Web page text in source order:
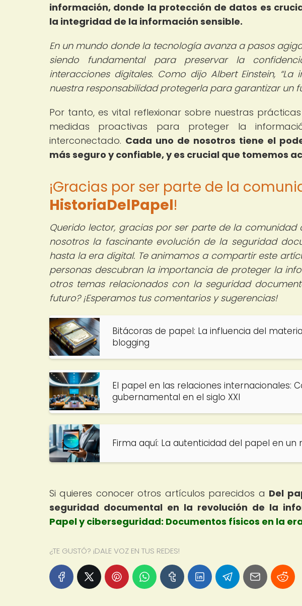
información, donde la protección de datos es
la integridad de la información sensible.
En un mundo donde la tecnología avanza a pasos
siendo fundamental para preservar la
interacciones digitales. Como dijo Albert Einstein,
La
nuestra responsabilidad protegerla para garantizar un
Por tanto, es vital reflexionar sobre nuestras
medidas proactivas para proteger la
interconectado. Cada uno de nosotros tiene el
más seguro y confiable, y es crucial que tomemos
¡Gracias por ser parte de la
HistoriaDelPapel!
Querido lector, gracias por ser parte de la comunidad
nosotros la fascinante evolución de la seguridad
hasta la era digital. Te animamos a compartir este
personas descubran la importancia de proteger la
otros temas relacionados con la seguridad
futuro? ¡Esperamos tus comentarios y sugerencias!
Bitácoras de papel: La influencia del
blogging
El papel en las relaciones internacionales:
gubernamental en el siglo XXI
Firma aquí: La autenticidad del papel en
Si quieres conocer otros artículos parecidos a Del
seguridad documental en la revolución de la
Papel y ciberseguridad: Documentos físicos en la
¿TE GUSTÓ? ¡DALE VOZ EN TUS REDES!